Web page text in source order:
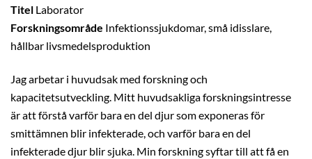
Titel Laborator
Forskningsområde Infektionssjukdomar, små idisslare,
hållbar livsmedelsproduktion
Jag arbetar i huvudsak med forskning och
kapacitetsutveckling. Mitt huvudsakliga forskningsintresse
är att förstå varför bara en del djur som exponeras för
smittämnen blir infekterade, och varför bara en del
infekterade djur blir sjuka. Min forskning syftar till att få en